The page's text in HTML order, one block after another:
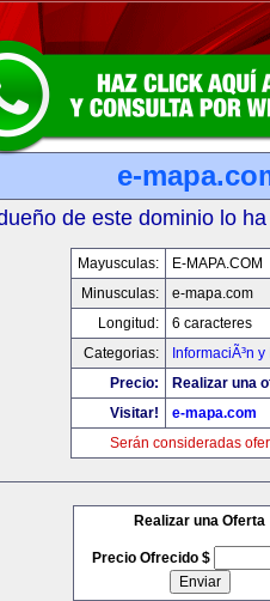
e-
de este dominio lo
Mayusculas:
E-MAPA.COM
Minusculas:
e-mapa.com
Longitud:
6 caracteres
Categorias:
InformaciÃ³n
Precio:
Realizar una
Visitar!
e-mapa.com
Serán consideradas
Realizar una Oferta
Precio Ofrecido $